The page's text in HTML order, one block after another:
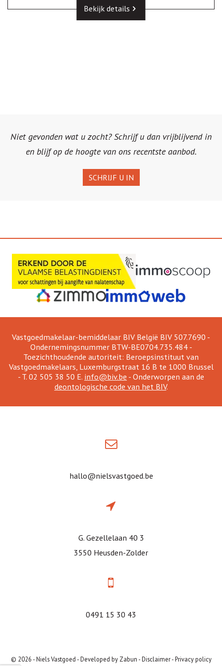
Bekijk details
Niet gevonden wat u zocht? Schrijf u dan vrijblijvend in
en blijf op de hoogte van ons recentste aanbod.
SCHRIJF U IN
Vastgoedmakelaar-bemiddelaar BIV België BIV 507.7690 -
Ondernemingsnummer BTW-BE0704.735.484 -
Toezichthoudende autoriteit: Beroepsinstituut van
Vastgoedmakelaars, Luxemburgstraat 16 B te 1000 Brussel
- T. 02 505 38 50 E. info@biv.be - Onderworpen aan de
deontologische code van het BIV.
hallo@nielsvastgoed.be
G. Gezellelaan 40 3
3550 Heusden-Zolder
0491 15 30 43
© 2026 - Niels Vastgoed -Developed by Zabun -Disclaimer-Privacy policy